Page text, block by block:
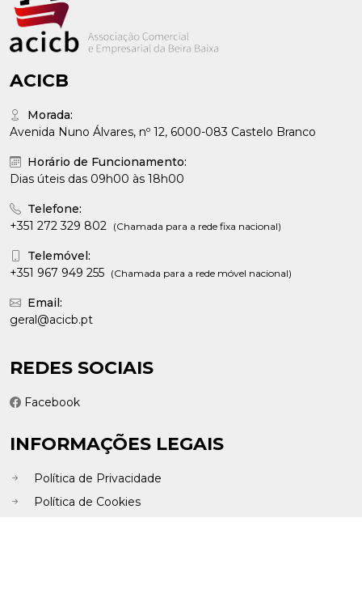
ACICB
Morada:
Avenida Nuno Álvares, nº 12, 6000-083 Castelo Branco
Horário de Funcionamento:
Dias úteis das 09h00 às 18h00
Telefone:
+351 272 329 802 (Chamada para a rede fixa nacional)
Telemóvel:
+351 967 949 255 (Chamada para a rede móvel nacional)
Email:
geral@acicb.pt
REDES SOCIAIS
Facebook
INFORMAÇÕES LEGAIS
Política de Privacidade
Política de Cookies